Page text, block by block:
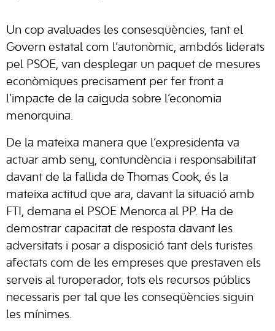
Un cop avaluades les consesqüències, tant el
Govern estatal com l’autonòmic, ambdós liderats
pel PSOE, van desplegar un paquet de mesures
econòmiques precisament per fer front a
l’impacte de la caiguda sobre l’economia
menorquina.
De la mateixa manera que l’expresidenta va
actuar amb seny, contundència i responsabilitat
davant de la fallida de Thomas Cook, és la
mateixa actitud que ara, davant la situació amb
FTI, demana el PSOE Menorca al PP. Ha de
demostrar capacitat de resposta davant les
adversitats i posar a disposició tant dels turistes
afectats com de les empreses que prestaven els
serveis al turoperador, tots els recursos públics
necessaris per tal que les conseqüències siguin
les mínimes.